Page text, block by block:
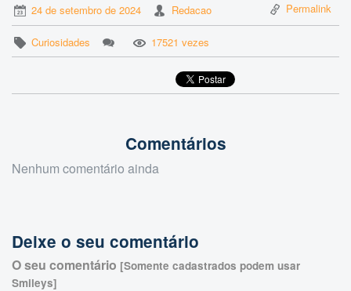
24 de setembro de 2024 Redacao Permalink
Curiosidades 17521 vezes
Comentários
Nenhum comentário ainda
Deixe o seu comentário
O seu comentário [Somente cadastrados podem usar
Smileys]